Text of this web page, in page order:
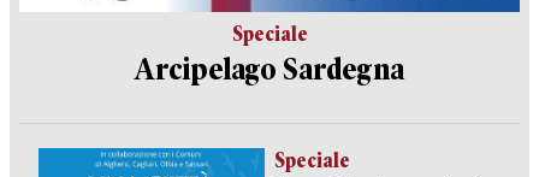
Speciale
Arcipelago Sardegna
Speciale